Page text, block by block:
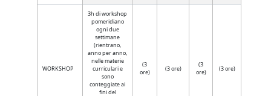
WORKSHOP
3h di workshop
pomeridiano
ogni due
settimane
(rientrano,
anno per anno,
nelle materie
curriculari e
sono
conteggiate ai
fini del
(3
ore)
(3 ore)
(3
ore)
(3 ore)